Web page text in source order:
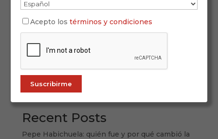
andaluza En ALL FLAMENCO, la Navidad no se
vive: se siente. Desde todos los rincones de
celebra nuestras raíces, nuestra música y...
Recent Posts
Pepe Habichuela: quién fue y por qué cambió la
Acepto lostérminos y condiciones